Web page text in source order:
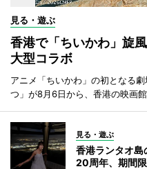
見る・遊ぶ
香港で「ちいかわ」旋
大型コラボ
アニメ「ちいかわ」の初となる
つ」が8月6日から、香港の映画館
見る・遊ぶ
香港ランタオ
20周年、期間